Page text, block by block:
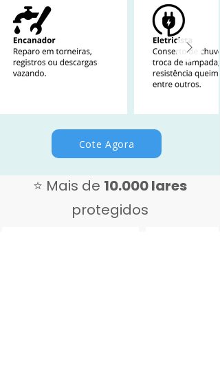
Cote Agora
⭐ Mais de 10.000 lares
protegidos